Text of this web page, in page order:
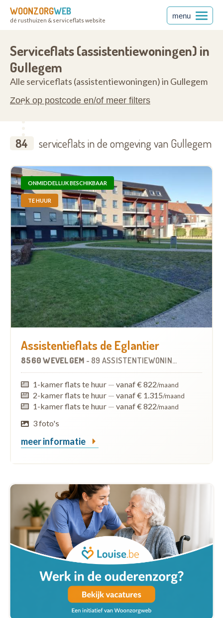
WOONZORGWEB
dé rusthuizen & serviceflats website
menu
Serviceflats (assistentiewoningen) in
Gullegem
Alle serviceflats (assistentiewoningen) in Gullegem
Zoek op postcode en/of meer filters
84 serviceflats in de omgeving van Gullegem
ONMIDDELLIJK BESCHIKBAAR
TE HUUR
Assistentieflats de Eglantier
8560 WEVELGEM - 89 ASSISTENTIEWONINGEN
1-kamer flats te huur — vanaf € 822/maand
2-kamer flats te huur — vanaf € 1.315/maand
1-kamer flats te huur — vanaf € 822/maand
3 foto's
meer informatie